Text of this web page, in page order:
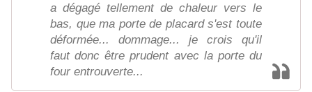
a dégagé tellement de chaleur vers le
bas, que ma porte de placard s'est toute
déformée... dommage... je crois qu'il
faut donc être prudent avec la porte du
four entrouverte...